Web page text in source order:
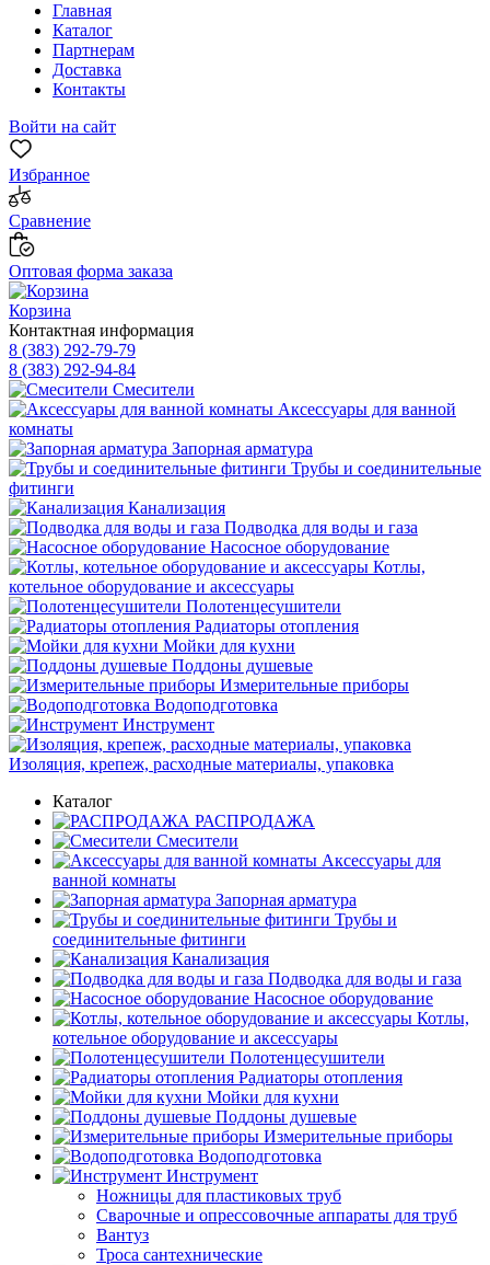
Главная
Каталог
Партнерам
Доставка
Контакты
Войти на сайт
Избранное
Сравнение
Оптовая форма заказа
Корзина
Контактная информация
8 (383) 292-79-79
8 (383) 292-94-84
Смесители
Аксессуары для ванной
комнаты
Запорная арматура
Трубы и соединительные
фитинги
Канализация
Подводка для воды и газа
Насосное оборудование
Котлы,
котельное оборудование и аксессуары
Полотенцесушители
Радиаторы отопления
Мойки для кухни
Поддоны душевые
Измерительные приборы
Водоподготовка
Инструмент
Изоляция, крепеж, расходные материалы, упаковка
Каталог
РАСПРОДАЖА
Смесители
Аксессуары для
ванной комнаты
Запорная арматура
Трубы и
соединительные фитинги
Канализация
Подводка для воды и газа
Насосное оборудование
Котлы,
котельное оборудование и аксессуары
Полотенцесушители
Радиаторы отопления
Мойки для кухни
Поддоны душевые
Измерительные приборы
Водоподготовка
Инструмент
Ножницы для пластиковых труб
Сварочные и опрессовочные аппараты для труб
Вантуз
Троса сантехнические